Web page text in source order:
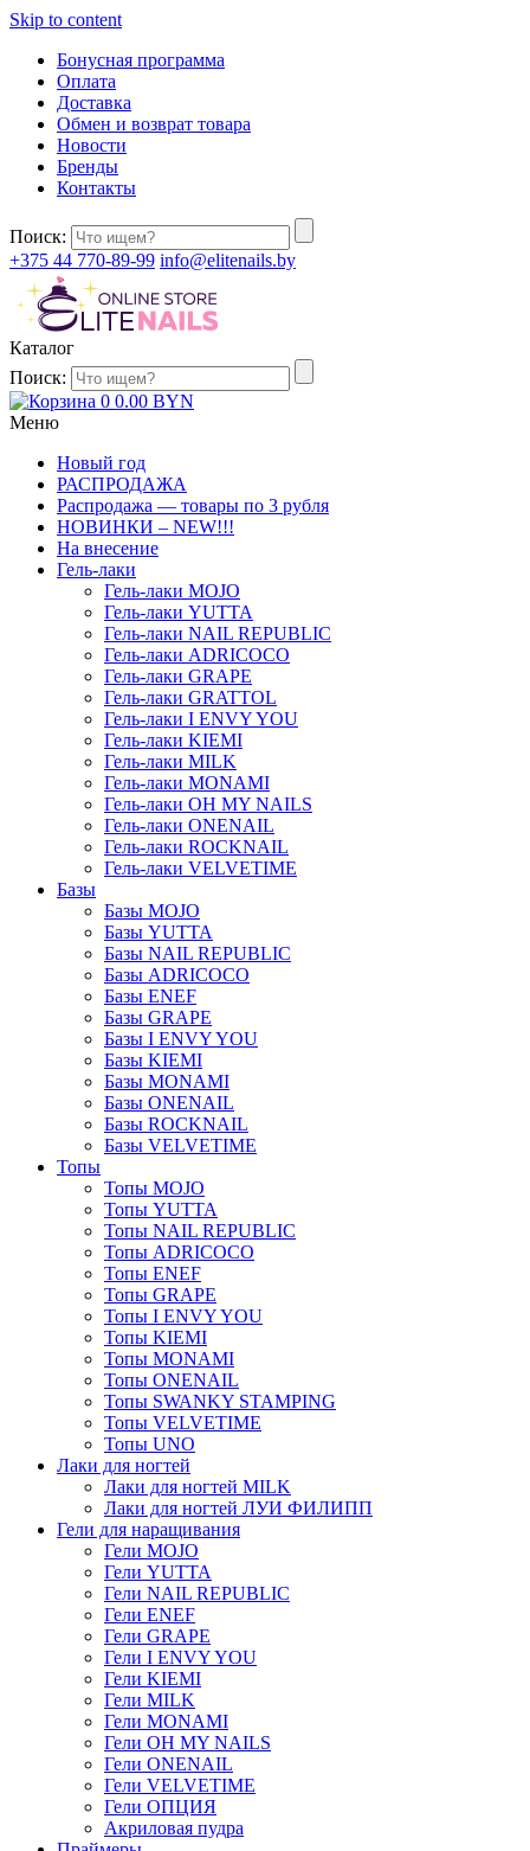
Skip to content
Бонусная программа
Оплата
Доставка
Обмен и возврат товара
Новости
Бренды
Контакты
Поиск:
+375 44 770-89-99 info@elitenails.by
Каталог
Поиск:
0 0.00 BYN
Меню
Новый год
РАСПРОДАЖА
Распродажа — товары по 3 рубля
НОВИНКИ – NEW!!!
На внесение
Гель-лаки
Гель-лаки MOJO
Гель-лаки YUTTA
Гель-лаки NAIL REPUBLIC
Гель-лаки ADRICOCO
Гель-лаки GRAPE
Гель-лаки GRATTOL
Гель-лаки I ENVY YOU
Гель-лаки KIEMI
Гель-лаки MILK
Гель-лаки MONAMI
Гель-лаки OH MY NAILS
Гель-лаки ONENAIL
Гель-лаки ROCKNAIL
Гель-лаки VELVETIME
Базы
Базы MOJO
Базы YUTTA
Базы NAIL REPUBLIC
Базы ADRICOCO
Базы ENEF
Базы GRAPE
Базы I ENVY YOU
Базы KIEMI
Базы MONAMI
Базы ONENAIL
Базы ROCKNAIL
Базы VELVETIME
Топы
Топы MOJO
Топы YUTTA
Топы NAIL REPUBLIC
Топы ADRICOCO
Топы ENEF
Топы GRAPE
Топы I ENVY YOU
Топы KIEMI
Топы MONAMI
Топы ONENAIL
Топы SWANKY STAMPING
Топы VELVETIME
Топы UNO
Лаки для ногтей
Лаки для ногтей MILK
Лаки для ногтей ЛУИ ФИЛИПП
Гели для наращивания
Гели MOJO
Гели YUTTA
Гели NAIL REPUBLIC
Гели ENEF
Гели GRAPE
Гели I ENVY YOU
Гели KIEMI
Гели MILK
Гели MONAMI
Гели OH MY NAILS
Гели ONENAIL
Гели VELVETIME
Гели ОПЦИЯ
Акриловая пудра